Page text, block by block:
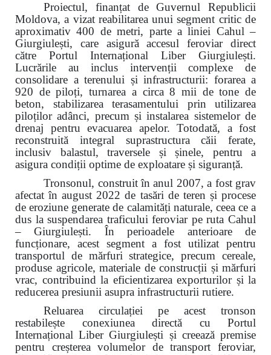
Proiectul, finanțat de Guvernul Republicii
Moldova, a vizat reabilitarea unui segment critic de
aproximativ 400 de metri, parte a liniei Cahul –
Giurgiulești, care asigură accesul feroviar direct
către Portul Internațional Liber Giurgiulești.
Lucrările au inclus intervenții complexe de
consolidare a terenului și infrastructurii: forarea a
920 de piloți, turnarea a circa 8 mii de tone de
beton, stabilizarea terasamentului prin utilizarea
piloților adânci, precum și instalarea sistemelor de
drenaj pentru evacuarea apelor. Totodată, a fost
reconstruită integral suprastructura căii ferate,
inclusiv balastul, traversele și șinele, pentru a
asigura condiții optime de exploatare și siguranță.
Tronsonul, construit în anul 2007, a fost grav
afectat în august 2022 de tasări de teren și procese
de eroziune generate de calamități naturale, ceea ce a
dus la suspendarea traficului feroviar pe ruta Cahul
– Giurgiulești. În perioadele anterioare de
funcționare, acest segment a fost utilizat pentru
transportul de mărfuri strategice, precum cereale,
produse agricole, materiale de construcții și mărfuri
vrac, contribuind la eficientizarea exporturilor și la
reducerea presiunii asupra infrastructurii rutiere.
Reluarea circulației pe acest tronson
restabilește conexiunea directă cu Portul
Internațional Liber Giurgiulești și creează premise
pentru creșterea volumelor de transport feroviar,